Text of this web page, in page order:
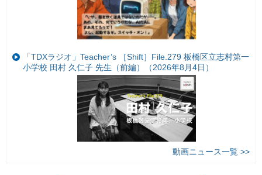
「TDXラジオ」Teacher’s ［Shift］File.279 板橋区立志村第一
小学校 田村 久仁子 先生（前編）（2026年8月4日）
動画ニュース一覧 >>